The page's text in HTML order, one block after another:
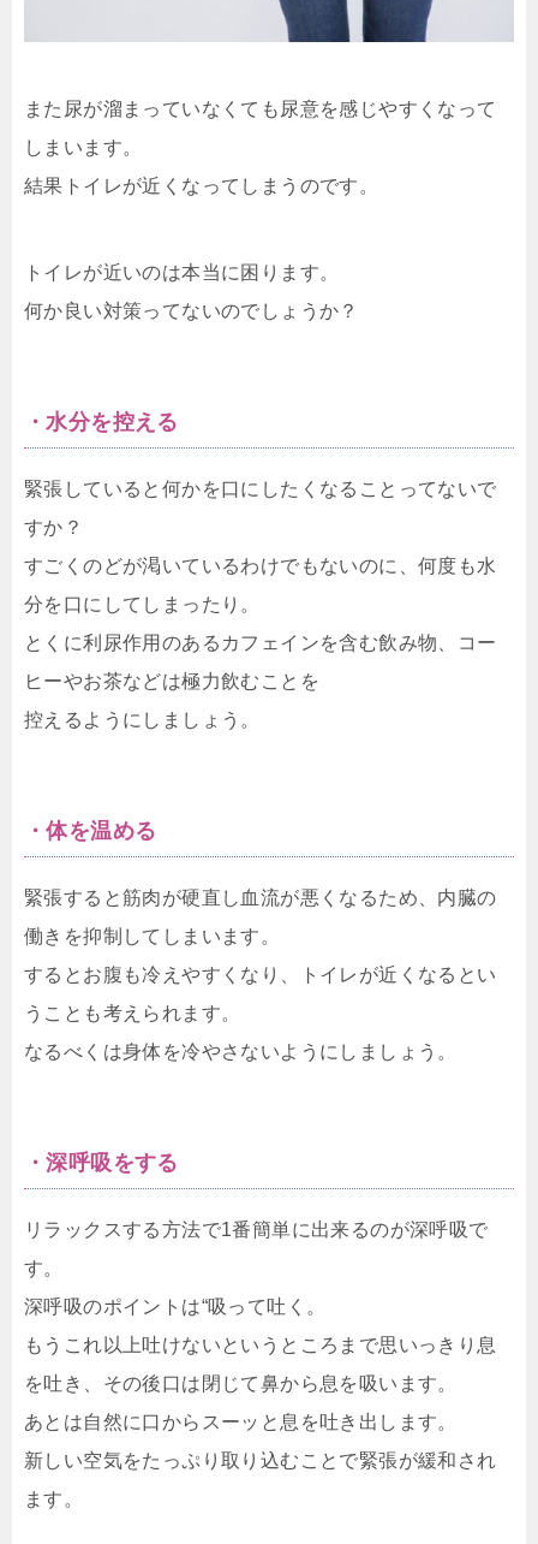
また尿が溜まっていなくても尿意を感じやすくなって
しまいます。
結果トイレが近くなってしまうのです。
トイレが近いのは本当に困ります。
何か良い対策ってないのでしょうか？
・水分を控える
緊張していると何かを口にしたくなることってないで
すか？
すごくのどが渇いているわけでもないのに、何度も水
分を口にしてしまったり。
とくに利尿作用のあるカフェインを含む飲み物、コー
ヒーやお茶などは極力飲むことを
控えるようにしましょう。
・体を温める
緊張すると筋肉が硬直し血流が悪くなるため、内臓の
働きを抑制してしまいます。
するとお腹も冷えやすくなり、トイレが近くなるとい
うことも考えられます。
なるべくは身体を冷やさないようにしましょう。
・深呼吸をする
リラックスする方法で1番簡単に出来るのが深呼吸で
す。
深呼吸のポイントは“吸って吐く。
もうこれ以上吐けないというところまで思いっきり息
を吐き、その後口は閉じて鼻から息を吸います。
あとは自然に口からスーッと息を吐き出します。
新しい空気をたっぷり取り込むことで緊張が緩和され
ます。